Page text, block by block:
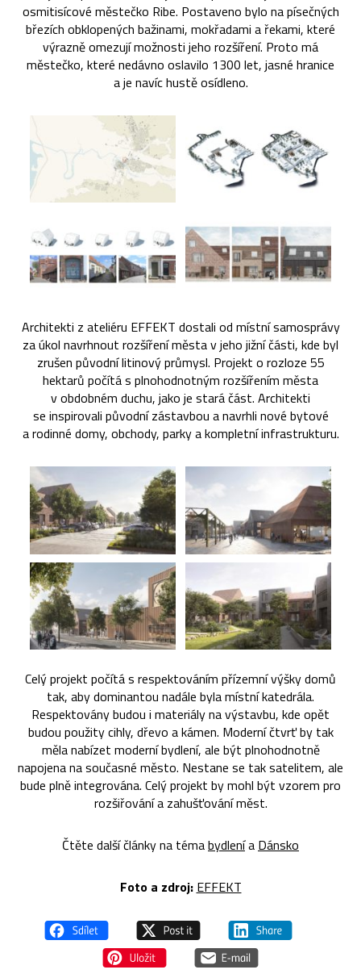
osmitisícové městečko Ribe. Postaveno bylo na písečných
březích obklopených bažinami, mokřadami a řekami, které
výrazně omezují možnosti jeho rozšíření. Proto má
městečko, které nedávno oslavilo 1300 let, jasné hranice
a je navíc hustě osídleno.
Architekti z ateliéru EFFEKT dostali od místní samosprávy
za úkol navrhnout rozšíření města v jeho jižní části, kde byl
zrušen původní litinový průmysl. Projekt o rozloze 55
hektarů počítá s plnohodnotným rozšířením města
v obdobném duchu, jako je stará část. Architekti
se inspirovali původní zástavbou a navrhli nové bytové
a rodinné domy, obchody, parky a kompletní infrastrukturu.
Celý projekt počítá s respektováním přízemní výšky domů
tak, aby dominantou nadále byla místní katedrála.
Respektovány budou i materiály na výstavbu, kde opět
budou použity cihly, dřevo a kámen. Moderní čtvrť by tak
měla nabízet moderní bydlení, ale být plnohodnotně
napojena na současné město. Nestane se tak satelitem, ale
bude plně integrována. Celý projekt by mohl být vzorem pro
rozšiřování a zahušťování měst.
Čtěte další články na témabydlenía Dánsko
Foto a zdroj: EFFEKT